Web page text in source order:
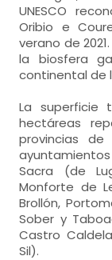
UNESCO
Oribio e
verano de
la biosfera
continental de
La superficie
hectáreas
provincias
Sacra (de
Monforte de
Brollón,
Sober y
Castro
Sil).